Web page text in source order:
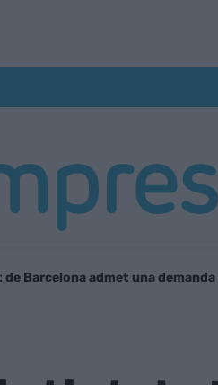
Barcelona admet una